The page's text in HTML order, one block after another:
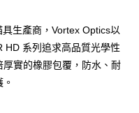
生產商，Vortex Optics以
HD 系列追求高品質光學性
實的橡膠包覆，防水、耐